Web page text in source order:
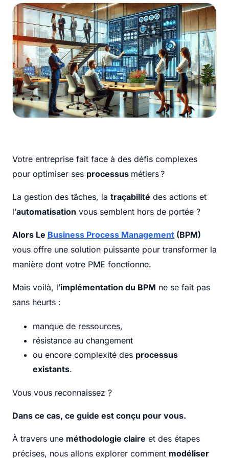
Votre entreprise fait face à des défis complexes
pour optimiser ses processus métiers ?
La gestion des tâches, la traçabilité des actions et
l’automatisation vous semblent hors de portée ?
Alors Le Business Process Management (BPM)
vous offre une solution puissante pour transformer la
manière dont votre PME fonctionne.
Mais voilà, l’implémentation du BPM ne se fait pas
sans heurts :
manque de ressources,
résistance au changement
ou encore complexité des processus
existants.
Vous vous reconnaissez ?
Dans ce cas, ce guide est conçu pour vous.
À travers une méthodologie claire et des étapes
précises, nous allons explorer comment modéliser